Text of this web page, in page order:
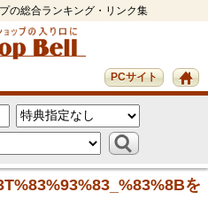
の総合ランキング・リンク集
PCサイト
を